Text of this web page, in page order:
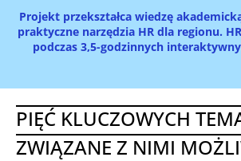
Projekt przekształca wiedzę
praktyczne narzędzia HR dla regionu.
podczas 3,5-godzinnych
PIĘĆ KLUCZOWYCH
ZWIĄZANE Z NIMI